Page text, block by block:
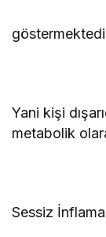
Yani kişi
metabolik
Sessiz